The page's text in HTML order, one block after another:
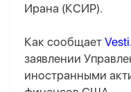
Ирана (КСИР).
Как сообщает
заявлении
иностранными